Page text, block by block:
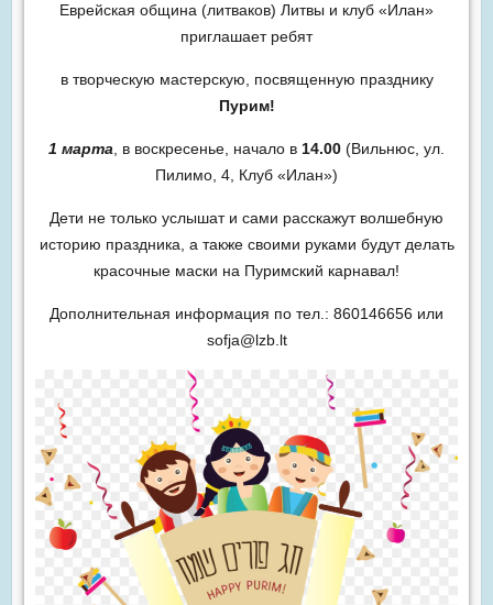
Еврейская община (литваков) Литвы и клуб «Илан»
приглашает ребят
в творческую мастерскую, посвященную празднику
Пурим!
1 марта, в воскресенье, начало в 14.00 (Вильнюс, ул.
Пилимо, 4, Клуб «Илан»)
Дети не только услышат и сами расскажут волшебную
историю праздника, а также своими руками будут делать
красочные маски на Пуримский карнавал!
Дополнительная информация по тел.: 860146656 или
sofja@lzb.lt